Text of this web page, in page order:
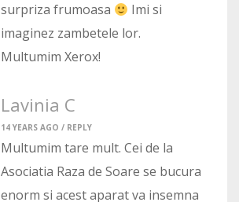
surpriza frumoasa
Imi si
imaginez zambetele lor.
Multumim Xerox!
Lavinia C
14 YEARS AGO / REPLY
Multumim tare mult. Cei de la
Asociatia Raza de Soare se bucura
enorm si acest aparat va insemna